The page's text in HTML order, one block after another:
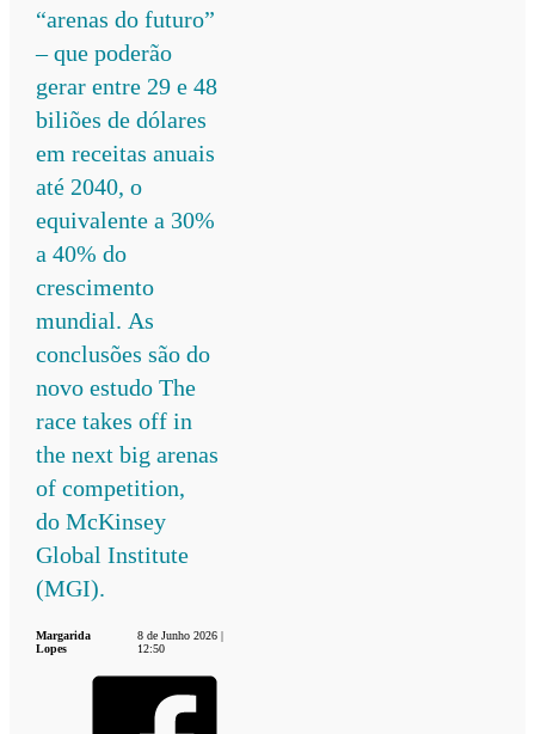
“arenas do futuro”
– que poderão
gerar entre 29 e 48
biliões de dólares
em receitas anuais
até 2040, o
equivalente a 30%
a 40% do
crescimento
mundial. As
conclusões são do
novo estudo The
race takes off in
the next big arenas
of competition,
do McKinsey
Global Institute
(MGI).
Margarida
Lopes
8 de Junho 2026 |
12:50